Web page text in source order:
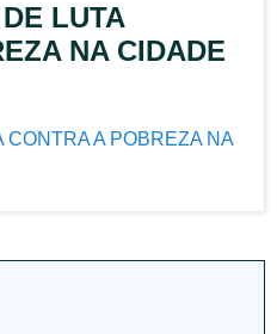
LUTA
NA CIDADE
A POBREZA NA